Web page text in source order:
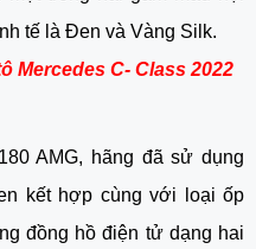
tế là Đen và Vàng Silk.
Mercedes C- Class 2022
AMG, hãng đã sử dụng
kết hợp cùng với loại ốp
đồng hồ điện tử dạng hai